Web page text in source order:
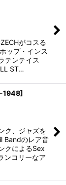
がコスる
ップ・インス
テンテイス
ST…
1948]
ク、ジャズを
Bandのレア音
クによるSex
ンコリーなア